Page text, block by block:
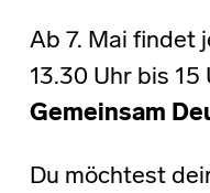
Ab 7. Mai findet
13.30 Uhr bis 15
Gemeinsam
Du möchtest